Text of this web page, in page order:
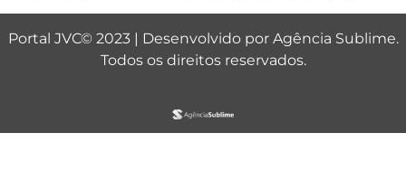
Portal JVC© 2023 | Desenvolvido por Agência Sublime.
Todos os direitos reservados.